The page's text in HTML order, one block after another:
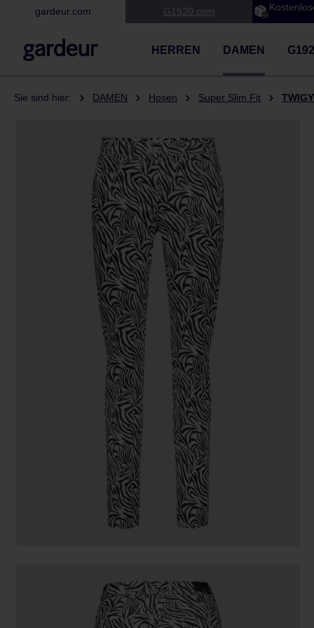
Hauptinhalt springen
Zur Suche springen
Zur Hauptnavigation springen
gardeur.com G1920.com
HERREN DAMEN
Sie sind hier: DAMEN Hosen Super Slim Fit